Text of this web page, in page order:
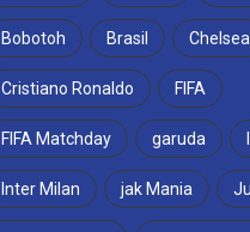
Bobotoh Brasil Chelsea
Cristiano Ronaldo FIFA
FIFA Matchday garuda
Inter Milan jak Mania